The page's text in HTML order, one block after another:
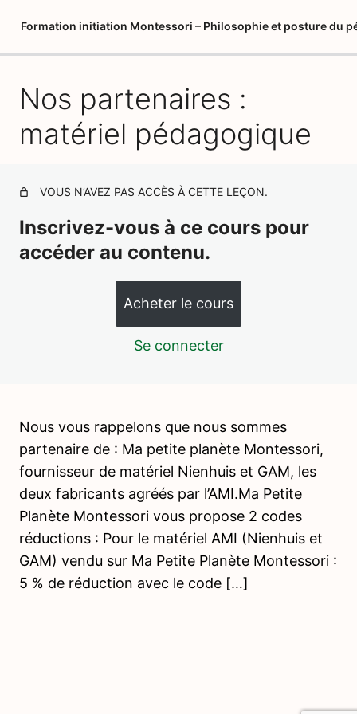
Formation initiation Montessori – Philosophie et posture du
Introduction Philosophie et Posture
Créer votre album de formation vierge – Philosophie et
posture
Montessori, l'héritage de 3 générations (Itard et Séguin)
Maria Montessori et les grands principes de sa
pédagogie
Les neurosciences et l'état d'esprit Montessori
Lexique Montessori
Préparation interne et externe du pédagogue (ou
Liberté et discipline
L'enfant au contact de la nature
L'erreur comme clé de réussite
Introduction au matériel Montessori
Les boites de couleurs – 01 Prévisualisation
Nos partenaires :
matériel pédagogique
VOUS N’AVEZ PAS ACCÈS À CETTE LEÇON.
Inscrivez-vous à ce cours pour
accéder au contenu.
Acheter le cours
Se connecter
Nous vous rappelons que nous sommes
partenaire de : Ma petite planète Montessori,
fournisseur de matériel Nienhuis et GAM, les
deux fabricants agréés par l’AMI.Ma Petite
Planète Montessori vous propose 2 codes
réductions : Pour le matériel AMI (Nienhuis et
GAM) vendu sur Ma Petite Planète Montessori :
5 % de réduction avec le code […]